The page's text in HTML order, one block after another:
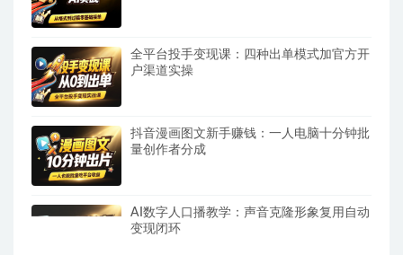
全平台投手变现课：四种出单模式加官方开
户渠道实操
抖音漫画图文新手赚钱：一人电脑十分钟批
量创作者分成
AI数字人口播教学：声音克隆形象复用自动
变现闭环